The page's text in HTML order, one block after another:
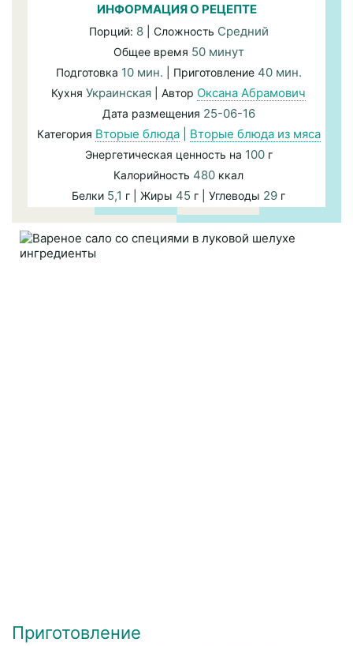
ИНФОРМАЦИЯ О РЕЦЕПТЕ
Порций: 8| Сложность Средний
Общее время 50 минут
Подготовка 10 мин. | Приготовление 40 мин.
Кухня Украинская | Автор Оксана Абрамович
Дата размещения 25-06-16
Категория Вторые блюда| Вторые блюда из мяса
Энергетическая ценность на 100г
Калорийность 480 ккал
Белки 5,1 г | Жиры 45 г | Углеводы 29 г
Приготовление